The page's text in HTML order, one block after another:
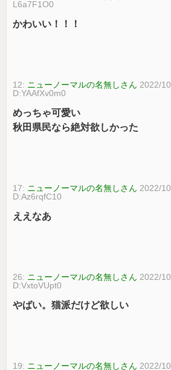
L6a7F1O0
かわいい！！！
12: ニューノーマルの名無しさん 2022/
D:YAAfXv0m0
めっちゃ可愛い
秋田県民なら絶対欲しかった
17: ニューノーマルの名無しさん 2022/
D:Az6rqfC10
ええなあ
26: ニューノーマルの名無しさん 2022/
D:VxtoVUpt0
やばい。猫派だけど欲しい
19: ニューノーマルの名無しさん 2022/